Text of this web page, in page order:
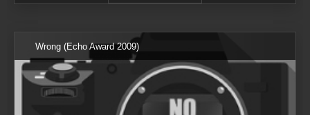
Wrong (Echo Award 2009)